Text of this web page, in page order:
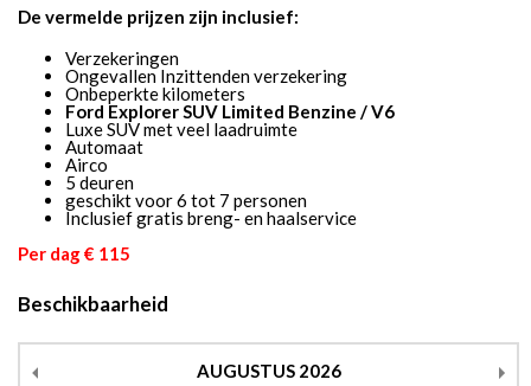
De vermelde prijzen zijn inclusief:
Verzekeringen
Ongevallen Inzittenden verzekering
Onbeperkte kilometers
Ford Explorer SUV Limited Benzine / V6
Luxe SUV met veel laadruimte
Automaat
Airco
5 deuren
geschikt voor 6 tot 7 personen
Inclusief gratis breng- en haalservice
Per dag € 115
Beschikbaarheid
AUGUSTUS 2026